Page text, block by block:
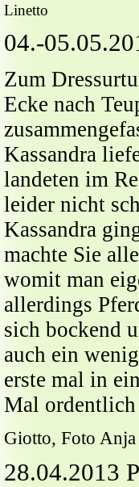
Linetto
04.-
Zum
Ecke nach
Kassandra
landeten im
leider nicht
Kassandra
machte Sie
womit man
allerdings
sich bockend
auch ein
erste mal in
Mal ordentlich
Giotto, Foto Anja
28.04.2013